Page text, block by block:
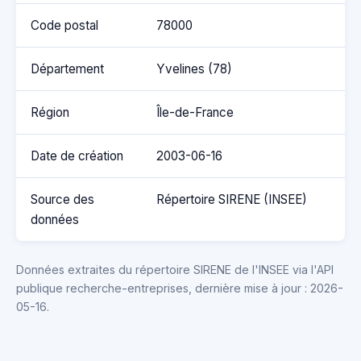
Code postal 78000
Département Yvelines (78)
Région Île-de-France
Date de création 2003-06-16
Source des
données
Répertoire SIRENE (INSEE)
Données extraites du répertoire SIRENE de l'INSEE via l'API
publique recherche-entreprises, dernière mise à jour : 2026-
05-16.